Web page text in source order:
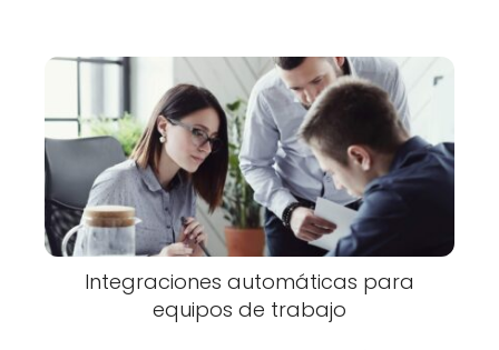
Integraciones automáticas para
equipos de trabajo